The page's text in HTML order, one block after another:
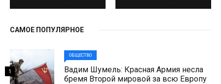
САМОЕ ПОПУЛЯРНОЕ
ОБЩЕСТВО
Вадим Шумель: Красная Армия несла
бремя Второй мировой за всю Европу
1